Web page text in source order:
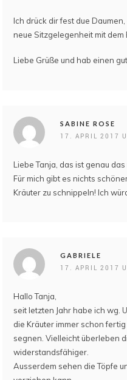
Ich drück dir fest due
neue Sitzgelegenheit mit
Liebe Grüße und hab einen
SABINE ROSE
17. APRIL 2017
Liebe Tanja, das ist genau
Für mich gibt es nichts
Kräuter zu schnippeln! Ich
GABRIELE
17. APRIL 2017
Hallo Tanja,
seit letzten Jahr habe ich wg.
die Kräuter immer schon
segnen. Vielleicht überleben
widerstandsfähiger.
Ausserdem sehen die Töpfe